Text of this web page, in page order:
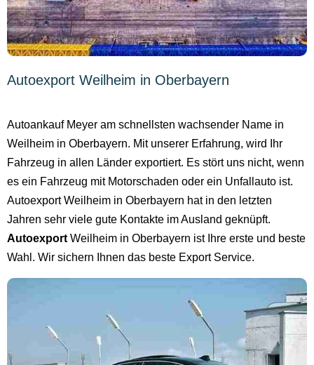
Autoexport Weilheim in Oberbayern
Autoankauf Meyer am schnellsten wachsender Name in
Weilheim in Oberbayern. Mit unserer Erfahrung, wird Ihr
Fahrzeug in allen Länder exportiert. Es stört uns nicht, wenn
es ein Fahrzeug mit Motorschaden oder ein Unfallauto ist.
Autoexport Weilheim in Oberbayern hat in den letzten
Jahren sehr viele gute Kontakte im Ausland geknüpft.
Autoexport Weilheim in Oberbayern ist Ihre erste und beste
Wahl. Wir sichern Ihnen das beste Export Service.